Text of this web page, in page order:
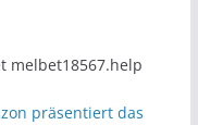
melbet18567.help
präsentiert das